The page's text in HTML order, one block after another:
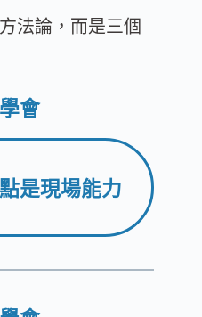
法論，而是三個
會
是現場能力